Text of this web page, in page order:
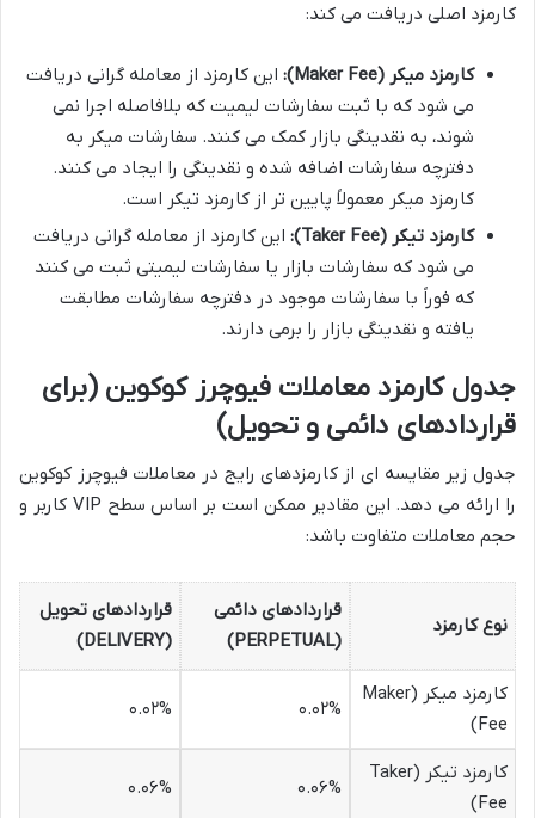
کارمزد اصلی دریافت می کند:
کارمزد میکر (Maker Fee):
این کارمزد از معامله گرانی دریافت
می شود که با ثبت سفارشات لیمیت که بلافاصله اجرا نمی
شوند، به نقدینگی بازار کمک می کنند. سفارشات میکر به
دفترچه سفارشات اضافه شده و نقدینگی را ایجاد می کنند.
کارمزد میکر معمولاً پایین تر از کارمزد تیکر است.
کارمزد تیکر (Taker Fee):
این کارمزد از معامله گرانی دریافت
می شود که سفارشات بازار یا سفارشات لیمیتی ثبت می کنند
که فوراً با سفارشات موجود در دفترچه سفارشات مطابقت
یافته و نقدینگی بازار را برمی دارند.
جدول کارمزد معاملات فیوچرز کوکوین (برای
قراردادهای دائمی و تحویل)
جدول زیر مقایسه ای از کارمزدهای رایج در معاملات فیوچرز کوکوین
را ارائه می دهد. این مقادیر ممکن است بر اساس سطح VIP کاربر و
حجم معاملات متفاوت باشد:
نوع کارمزد
قراردادهای دائمی
(PERPETUAL)
قراردادهای تحویل
(DELIVERY)
کارمزد میکر (Maker
Fee)
۰.۰۲% ۰.۰۲%
کارمزد تیکر (Taker
Fee)
۰.۰۶% ۰.۰۶%